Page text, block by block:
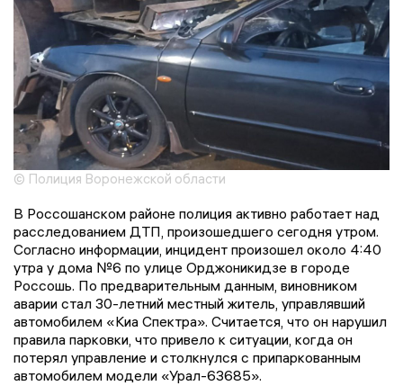
© Полиция Воронежской области
В Россошанском районе полиция активно работает над
расследованием ДТП, произошедшего сегодня утром.
Согласно информации, инцидент произошел около 4:40
утра у дома №6 по улице Орджоникидзе в городе
Россошь. По предварительным данным, виновником
аварии стал 30-летний местный житель, управлявший
автомобилем «Киа Спектра». Считается, что он нарушил
правила парковки, что привело к ситуации, когда он
потерял управление и столкнулся с припаркованным
автомобилем модели «Урал-63685».